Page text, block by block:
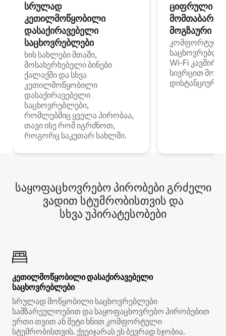
სრულად
კეთილმოწყობილი
დასაქირავებელი
საცხოვრებლები
ხის სახლები მთაში,
მოსახერხებელი ბინები
ქალაქში და სხვა
კეთილმოწყობილი
დასაქირავებელი
საცხოვრებლები,
რომლებშიც ყველა პირობაა,
თავი ისე რომ იგრძნოთ,
როგორც საკუთარ სახლში.
ციფრული
მოგზაური
კომფორტული
Wi‑Fi
სივრცით
დისტანციური
საყოფაცხოვრებო პირობები გრძელი
ვადით სტუმრობისთვის და
სხვა უპირატესობები
კეთილმოწყობილი დასაქირავებელი
საცხოვრებლები
სრულად მოწყობილი საცხოვრებლები
სამზარეულოებით და საყოფაცხოვრებო პირობებით
ერთი თვით ან მეტი ხნით კომფორტული
სტუმრობისთვის. ქვეიჯარას ეს ბევრად სჯობია.